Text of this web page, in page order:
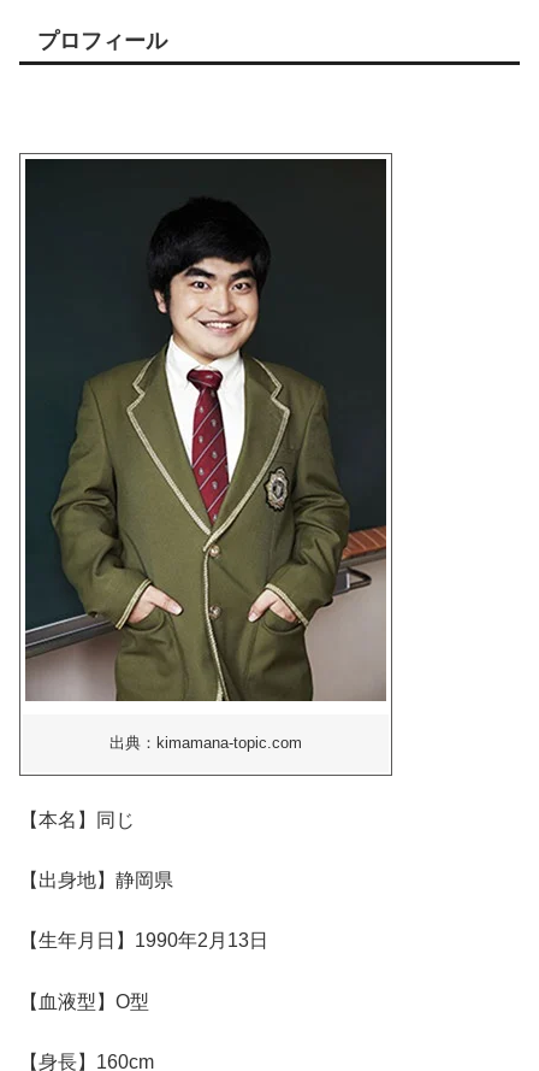
プロフィール
出典：kimamana-topic.com
【本名】同じ
【出身地】静岡県
【生年月日】1990年2月13日
【血液型】O型
【身長】160cm